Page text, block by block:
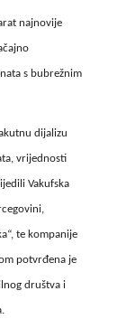
najnovije
s bubrežnim
dijalizu
vrijednosti
Vakufska
te kompanije
potvrđena je
društva i